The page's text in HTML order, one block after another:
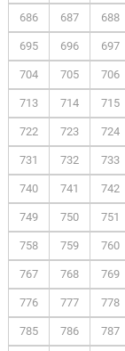
686 687 688
695 696 697
704 705 706
713 714 715
722 723 724
731 732 733
740 741 742
749 750 751
758 759 760
767 768 769
776 777 778
785 786 787